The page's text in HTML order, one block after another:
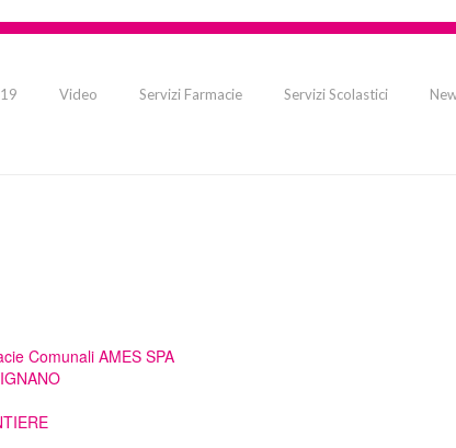
Video Servizi Farmacie Servizi Scolastici
Comunali AMES SPA